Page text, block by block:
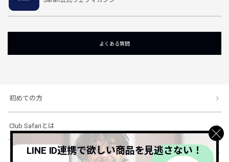
よくある質問
初めての方
Club Safariとは
ショッピングガイド
LINE ID連携で欲しい商品を見逃さない！